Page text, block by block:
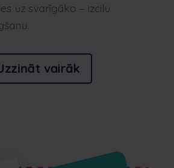
uz svarīgāko – izcilu
vairāk